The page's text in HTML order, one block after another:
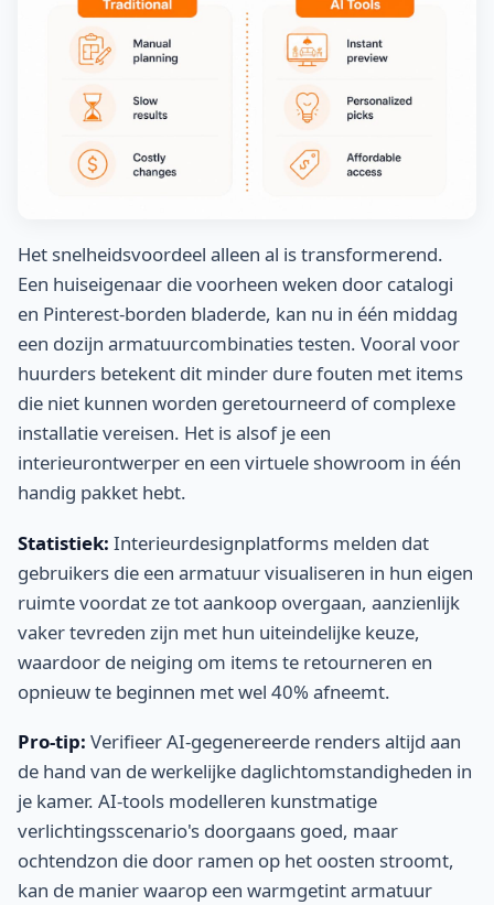
Het snelheidsvoordeel alleen al is transformerend.
Een huiseigenaar die voorheen weken door catalogi
en Pinterest-borden bladerde, kan nu in één middag
een dozijn armatuurcombinaties testen. Vooral voor
huurders betekent dit minder dure fouten met items
die niet kunnen worden geretourneerd of complexe
installatie vereisen. Het is alsof je een
interieurontwerper en een virtuele showroom in één
handig pakket hebt.
Statistiek: Interieurdesignplatforms melden dat
gebruikers die een armatuur visualiseren in hun eigen
ruimte voordat ze tot aankoop overgaan, aanzienlijk
vaker tevreden zijn met hun uiteindelijke keuze,
waardoor de neiging om items te retourneren en
opnieuw te beginnen met wel 40% afneemt.
Pro-tip: Verifieer AI-gegenereerde renders altijd aan
de hand van de werkelijke daglichtomstandigheden in
je kamer. AI-tools modelleren kunstmatige
verlichtingsscenario's doorgaans goed, maar
ochtendzon die door ramen op het oosten stroomt,
kan de manier waarop een warmgetint armatuur